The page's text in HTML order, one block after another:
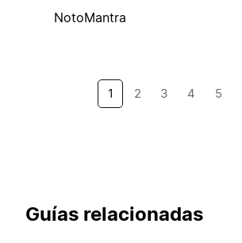
NotoMantra
1 2 3 4 5
Guías relacionadas